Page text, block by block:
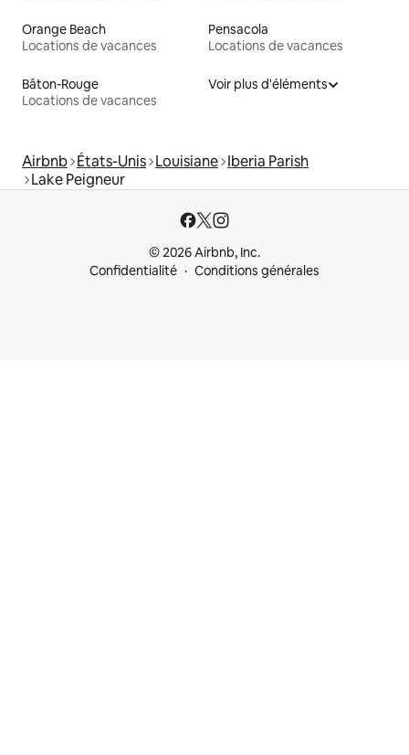
Orange Beach
Locations de vacances
Pensacola
Locations de vacances
Bâton-Rouge
Locations de vacances
Voir plus d'éléments
Airbnb États-Unis Louisiane Iberia Parish
Lake Peigneur
© 2026 Airbnb, Inc.
Confidentialité
Conditions générales